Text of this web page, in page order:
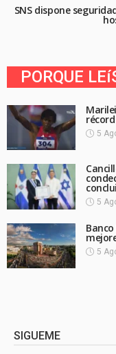
SNS dispone
PORQUE
5
5
5
SIGUEME